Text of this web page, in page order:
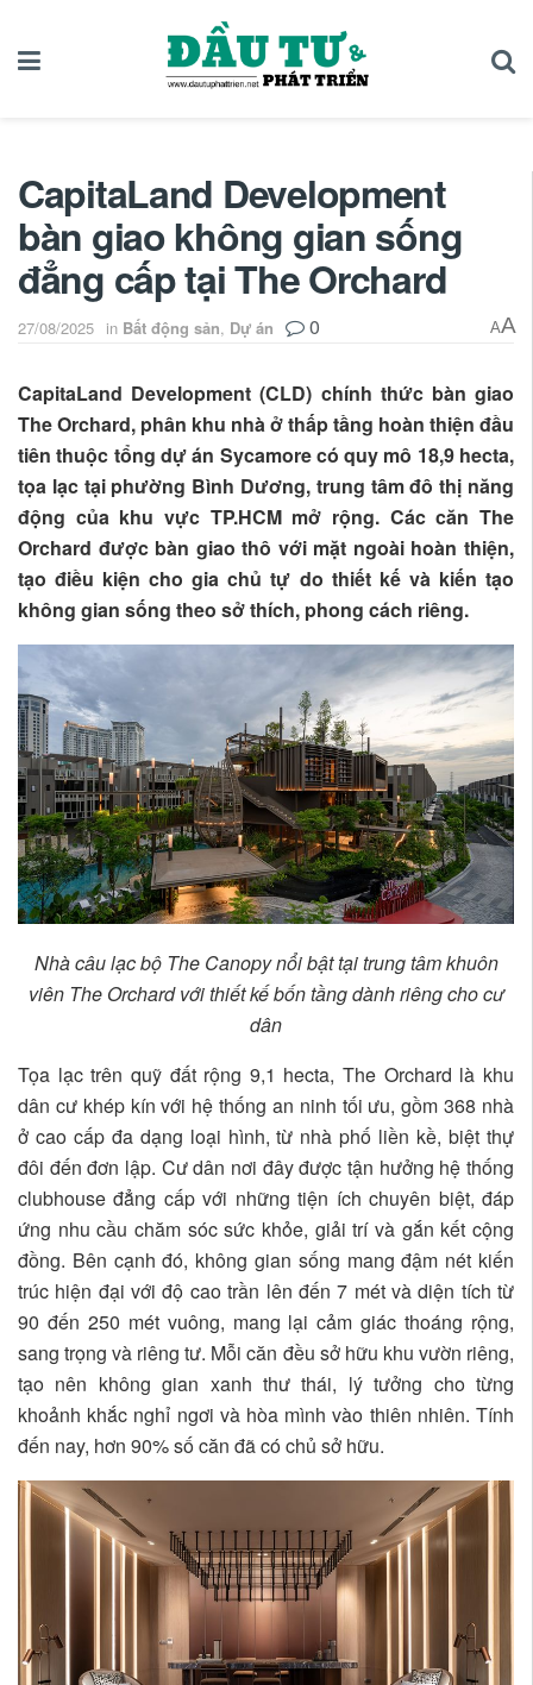
CapitaLand Development
bàn giao không gian sống
đẳng cấp tại The Orchard
27/08/2025 in Bất động sản, Dự án 0 AA
CapitaLand Development (CLD) chính thức bàn giao
The Orchard, phân khu nhà ở thấp tầng hoàn thiện đầu
tiên thuộc tổng dự án Sycamore có quy mô 18,9 hecta,
tọa lạc tại phường Bình Dương, trung tâm đô thị năng
động của khu vực TP.HCM mở rộng. Các căn The
Orchard được bàn giao thô với mặt ngoài hoàn thiện,
tạo điều kiện cho gia chủ tự do thiết kế và kiến tạo
không gian sống theo sở thích, phong cách riêng.
Nhà câu lạc bộ The Canopy nổi bật tại trung tâm khuôn
viên The Orchard với thiết kế bốn tầng dành riêng cho cư
dân
Tọa lạc trên quỹ đất rộng 9,1 hecta, The Orchard là khu
dân cư khép kín với hệ thống an ninh tối ưu, gồm 368 nhà
ở cao cấp đa dạng loại hình, từ nhà phố liền kề, biệt thự
đôi đến đơn lập. Cư dân nơi đây được tận hưởng hệ thống
clubhouse đẳng cấp với những tiện ích chuyên biệt, đáp
ứng nhu cầu chăm sóc sức khỏe, giải trí và gắn kết cộng
đồng. Bên cạnh đó, không gian sống mang đậm nét kiến
trúc hiện đại với độ cao trần lên đến 7 mét và diện tích từ
90 đến 250 mét vuông, mang lại cảm giác thoáng rộng,
sang trọng và riêng tư. Mỗi căn đều sở hữu khu vườn riêng,
tạo nên không gian xanh thư thái, lý tưởng cho từng
khoảnh khắc nghỉ ngơi và hòa mình vào thiên nhiên. Tính
đến nay, hơn 90% số căn đã có chủ sở hữu.